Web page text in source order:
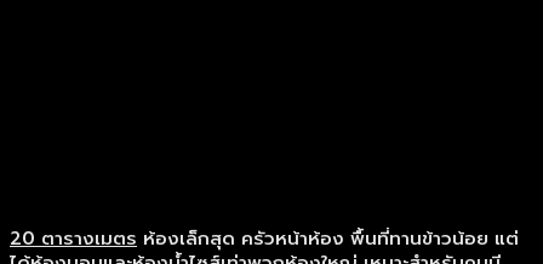
20 ตารางเมตร ห้องเล็กสุด ครัวหน้าห้อง พื้นที่ทานข้าวน้อย แต่